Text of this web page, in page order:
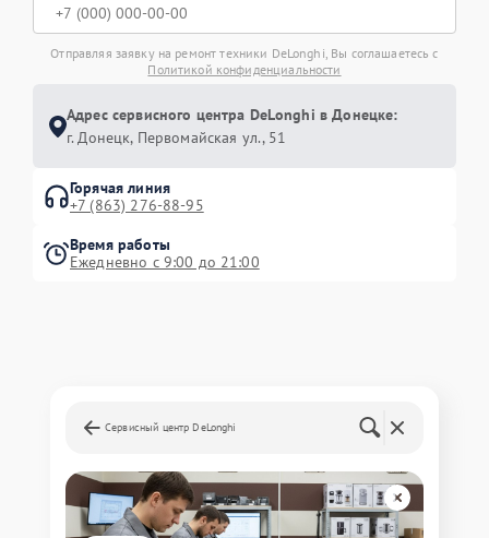
Отправляя заявку на ремонт техники DeLonghi, Вы соглашаетесь с
Политикой конфиденциальности
Адрес сервисного центра DeLonghi в Донецке:
г. Донецк, Первомайская ул., 51
Горячая линия
+7 (863) 276-88-95
Время работы
Ежедневно с 9:00 до 21:00
Сервисный центр DeLonghi